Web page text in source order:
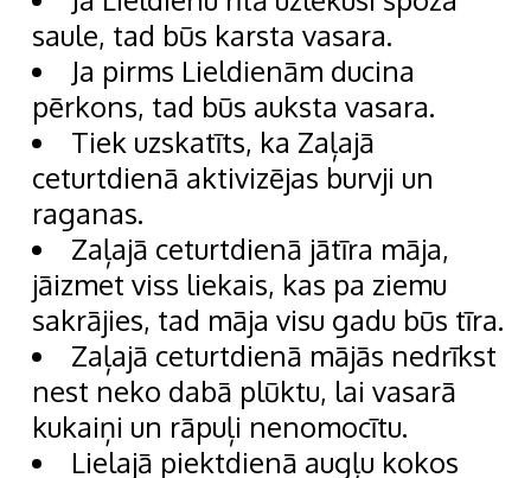
saule, tad būs karsta vasara.
Ja pirms Lieldienām ducina
pērkons, tad būs auksta vasara.
Tiek uzskatīts, ka Zaļajā
ceturtdienā aktivizējas burvji un
raganas.
Zaļajā ceturtdienā jātīra māja,
jāizmet viss liekais, kas pa ziemu
sakrājies, tad māja visu gadu būs tīra.
Zaļajā ceturtdienā mājās nedrīkst
nest neko dabā plūktu, lai vasarā
kukaiņi un rāpuļi nenomocītu.
Lielajā piektdienā augļu kokos